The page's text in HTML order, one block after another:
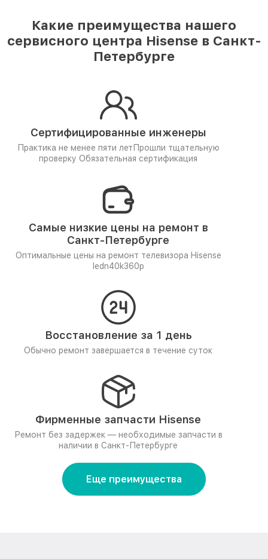
Какие преимущества нашего
сервисного центра Hisense в Санкт-
Петербурге
Сертифицированные инженеры
Практика не менее пяти лет Прошли тщательную
проверку Обязательная сертификация
Самые низкие цены на ремонт в
Санкт-Петербурге
Оптимальные цены на ремонт телевизора Hisense
ledn40k360p
Восстановление за 1 день
Обычно ремонт завершается в течение суток
Фирменные запчасти Hisense
Ремонт без задержек — необходимые запчасти в
наличии в Санкт-Петербурге
Еще преимущества